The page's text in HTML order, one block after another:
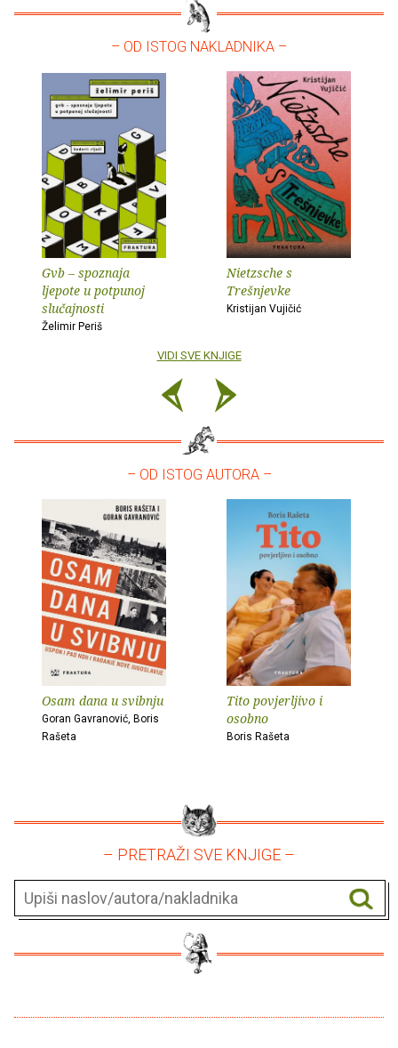
– OD ISTOG NAKLADNIKA –
Gvb – spoznaja
ljepote u potpunoj
slučajnosti
Želimir Periš
Nietzsche s
Trešnjevke
Kristijan Vujičić
VIDI SVE KNJIGE
– OD ISTOG AUTORA –
Osam dana u svibnju
Goran Gavranović, Boris
Rašeta
Tito povjerljivo i
osobno
Boris Rašeta
– PRETRAŽI SVE KNJIGE –